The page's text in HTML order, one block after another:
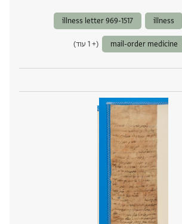
illness
illness letter 969-1517
mail-order medicine (+ 1 עוד)